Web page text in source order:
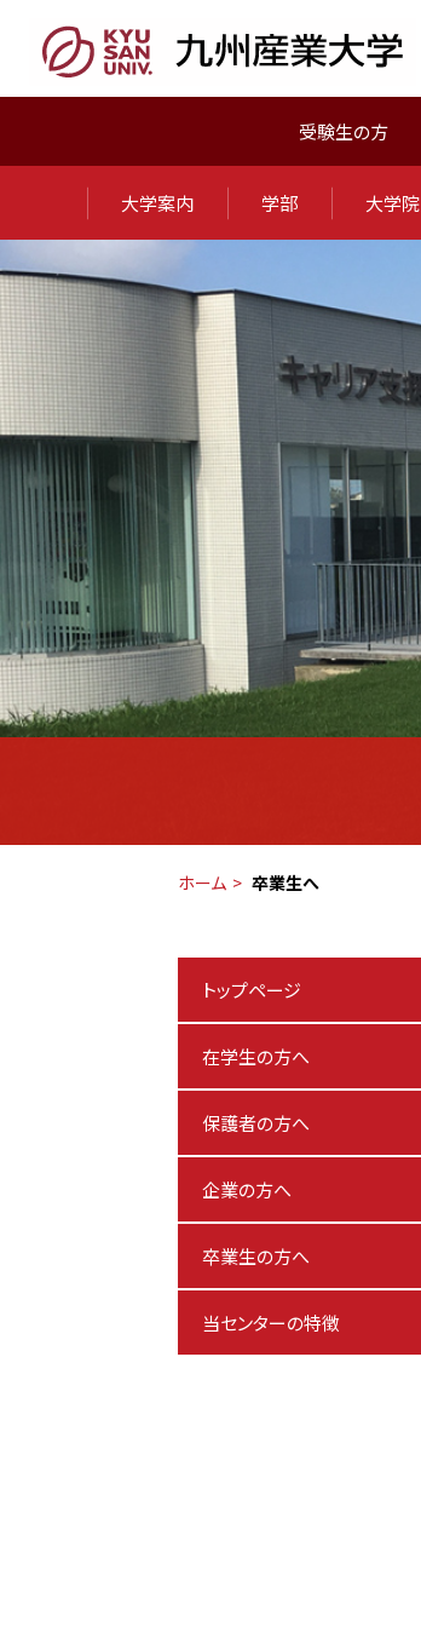
受験生の方
大学案内 学部 大学院
ホーム 卒業生へ
トップページ
在学生の方へ
保護者の方へ
企業の方へ
卒業生の方へ
当センターの特徴